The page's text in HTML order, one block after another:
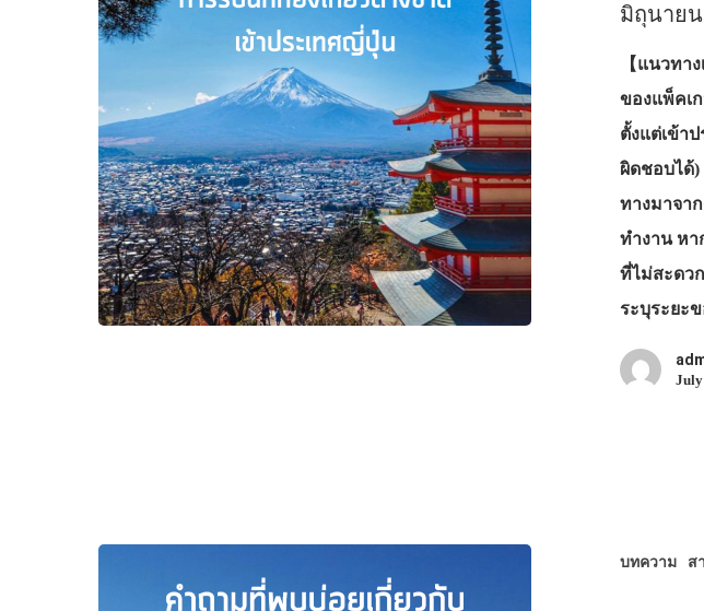
มิถุนายน
【แนวท
ของแพ็คเ
ตั้งแต่เข้า
ผิดชอบได้
ทางมาจา
ทำงาน หา
ที่ไม่สะดว
ระบุระยะ
July
บทความ ส